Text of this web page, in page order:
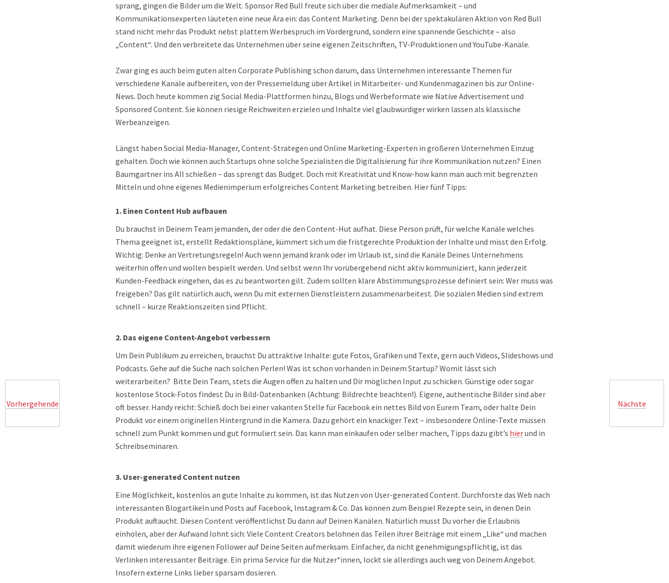
Vorhergehende Nächste
sprang, gingen die Bilder um die Welt. Sponsor Red Bull freute sich über die mediale Aufmerksamkeit – und
Kommunikationsexperten läuteten eine neue Ära ein: das Content Marketing. Denn bei der spektakulären Aktion von Red Bull
stand nicht mehr das Produkt nebst plattem Werbespruch im Vordergrund, sondern eine spannende Geschichte – also
„Content“. Und den verbreitete das Unternehmen über seine eigenen Zeitschriften, TV-Produktionen und YouTube-Kanäle.
Zwar ging es auch beim guten alten Corporate Publishing schon darum, dass Unternehmen interessante Themen für
verschiedene Kanäle aufbereiten, von der Pressemeldung über Artikel in Mitarbeiter- und Kundenmagazinen bis zur Online-
News. Doch heute kommen zig Social Media-Plattformen hinzu, Blogs und Werbeformate wie Native Advertisement und
Sponsored Content. Sie können riesige Reichweiten erzielen und Inhalte viel glaubwürdiger wirken lassen als klassische
Werbeanzeigen.
Längst haben Social Media-Manager, Content-Strategen und Online Marketing-Experten in größeren Unternehmen Einzug
gehalten. Doch wie können auch Startups ohne solche Spezialisten die Digitalisierung für ihre Kommunikation nutzen? Einen
Baumgartner ins All schießen – das sprengt das Budget. Doch mit Kreativität und Know-how kann man auch mit begrenzten
Mitteln und ohne eigenes Medienimperium erfolgreiches Content Marketing betreiben. Hier fünf Tipps:
1. Einen Content Hub aufbauen
Du brauchst in Deinem Team jemanden, der oder die den Content-Hut aufhat. Diese Person prüft, für welche Kanäle welches
Thema geeignet ist, erstellt Redaktionspläne, kümmert sich um die fristgerechte Produktion der Inhalte und misst den Erfolg.
Wichtig: Denke an Vertretungsregeln! Auch wenn jemand krank oder im Urlaub ist, sind die Kanäle Deines Unternehmens
weiterhin offen und wollen bespielt werden. Und selbst wenn Ihr vorübergehend nicht aktiv kommuniziert, kann jederzeit
Kunden-Feedback eingehen, das es zu beantworten gilt. Zudem sollten klare Abstimmungsprozesse definiert sein: Wer muss was
freigeben? Das gilt natürlich auch, wenn Du mit externen Dienstleistern zusammenarbeitest. Die sozialen Medien sind extrem
schnell – kurze Reaktionszeiten sind Pflicht.
2. Das eigene Content-Angebot verbessern
Um Dein Publikum zu erreichen, brauchst Du attraktive Inhalte: gute Fotos, Grafiken und Texte, gern auch Videos, Slideshows und
Podcasts. Gehe auf die Suche nach solchen Perlen! Was ist schon vorhanden in Deinem Startup? Womit lässt sich
weiterarbeiten? Bitte Dein Team, stets die Augen offen zu halten und Dir möglichen Input zu schicken. Günstige oder sogar
kostenlose Stock-Fotos findest Du in Bild-Datenbanken (Achtung: Bildrechte beachten!). Eigene, authentische Bilder sind aber
oft besser. Handy reicht: Schieß doch bei einer vakanten Stelle für Facebook ein nettes Bild von Eurem Team, oder halte Dein
Produkt vor einem originellen Hintergrund in die Kamera. Dazu gehört ein knackiger Text – insbesondere Online-Texte müssen
schnell zum Punkt kommen und gut formuliert sein. Das kann man einkaufen oder selber machen, Tipps dazu gibt’s hierund in
Schreibseminaren.
3. User-generated Content nutzen
Eine Möglichkeit, kostenlos an gute Inhalte zu kommen, ist das Nutzen von User-generated Content. Durchforste das Web nach
interessanten Blogartikeln und Posts auf Facebook, Instagram & Co. Das können zum Beispiel Rezepte sein, in denen Dein
Produkt auftaucht. Diesen Content veröffentlichst Du dann auf Deinen Kanälen. Natürlich musst Du vorher die Erlaubnis
einholen, aber der Aufwand lohnt sich: Viele Content Creators belohnen das Teilen ihrer Beiträge mit einem „Like“ und machen
damit wiederum ihre eigenen Follower auf Deine Seiten aufmerksam. Einfacher, da nicht genehmigungspflichtig, ist das
Verlinken interessanter Beiträge. Ein prima Service für die Nutzer*innen, lockt sie allerdings auch weg von Deinem Angebot.
Insofern externe Links lieber sparsam dosieren.